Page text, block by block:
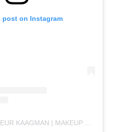
post on Instagram
A post shared by FLEUR KAAGMAN | MAKEUP ARTIST (@fleursbeautytips)